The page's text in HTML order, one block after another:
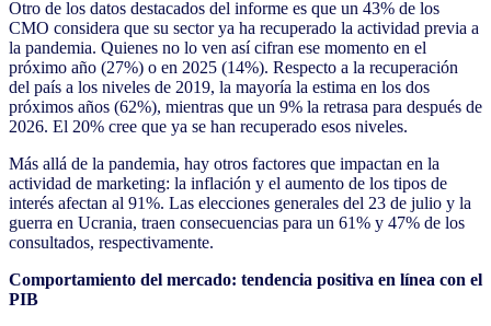
Otro de los datos destacados del informe es que un 43% de los
CMO considera que su sector ya ha recuperado la actividad previa a
la pandemia. Quienes no lo ven así cifran ese momento en el
próximo año (27%) o en 2025 (14%). Respecto a la recuperación
del país a los niveles de 2019, la mayoría la estima en los dos
próximos años (62%), mientras que un 9% la retrasa para después de
2026. El 20% cree que ya se han recuperado esos niveles.
Más allá de la pandemia, hay otros factores que impactan en la
actividad de marketing: la inflación y el aumento de los tipos de
interés afectan al 91%. Las elecciones generales del 23 de julio y la
guerra en Ucrania, traen consecuencias para un 61% y 47% de los
consultados, respectivamente.
Comportamiento del mercado: tendencia positiva en línea con el
PIB